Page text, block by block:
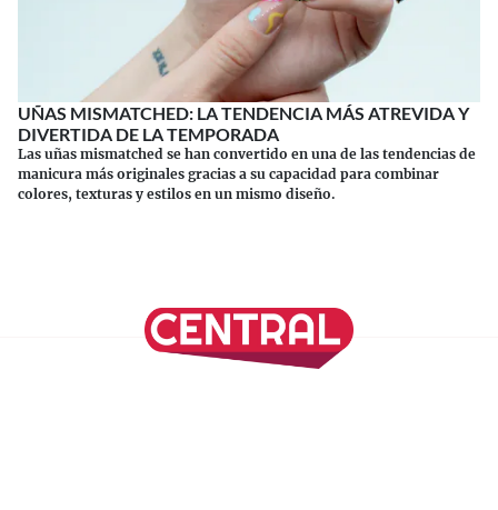
UÑAS MISMATCHED: LA TENDENCIA MÁS ATREVIDA Y
DIVERTIDA DE LA TEMPORADA
Las uñas mismatched se han convertido en una de las tendencias de
manicura más originales gracias a su capacidad para combinar
colores, texturas y estilos en un mismo diseño.